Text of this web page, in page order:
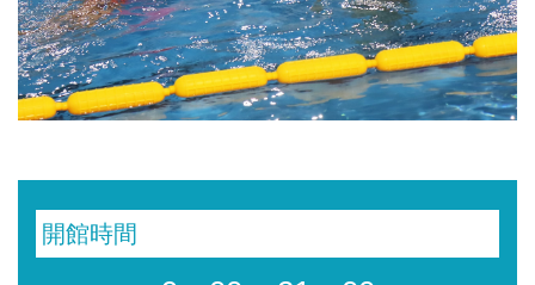
開館時間